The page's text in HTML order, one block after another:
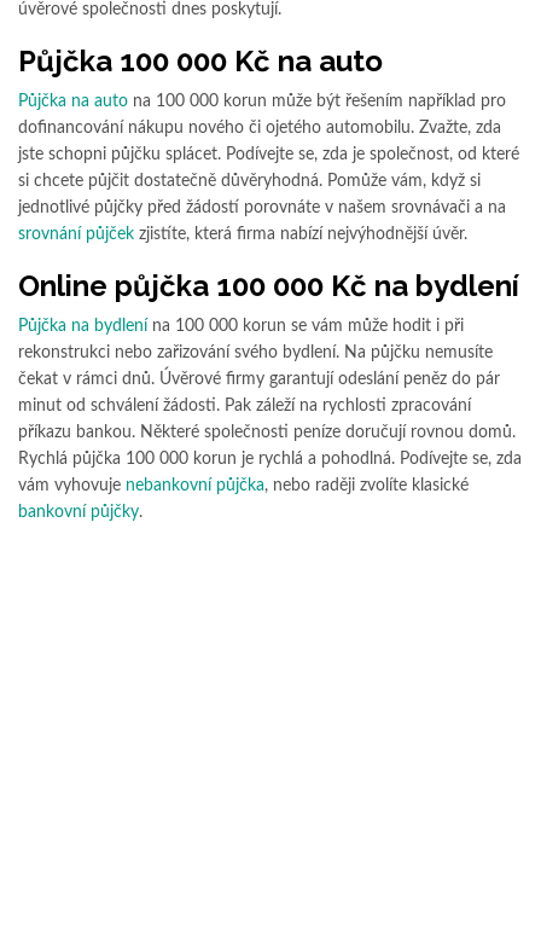
úvěrové společnosti dnes poskytují.
Půjčka 100 000 Kč na auto
Půjčka na auto na 100 000 korun může být řešením například pro
dofinancování nákupu nového či ojetého automobilu. Zvažte, zda
jste schopni půjčku splácet. Podívejte se, zda je společnost, od které
si chcete půjčit dostatečně důvěryhodná. Pomůže vám, když si
jednotlivé půjčky před žádostí porovnáte v našem srovnávači a na
srovnání půjček zjistíte, která firma nabízí nejvýhodnější úvěr.
Online půjčka 100 000 Kč na bydlení
Půjčka na bydlení na 100 000 korun se vám může hodit i při
rekonstrukci nebo zařizování svého bydlení. Na půjčku nemusíte
čekat v rámci dnů. Úvěrové firmy garantují odeslání peněz do pár
minut od schválení žádosti. Pak záleží na rychlosti zpracování
příkazu bankou. Některé společnosti peníze doručují rovnou domů.
Rychlá půjčka 100 000 korun je rychlá a pohodlná. Podívejte se, zda
vám vyhovuje nebankovní půjčka, nebo raději zvolíte klasické
bankovní půjčky.